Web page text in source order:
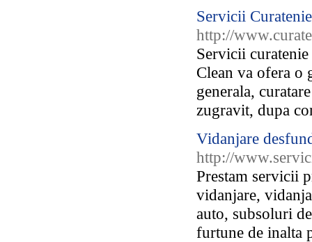
Servicii
http://
Servicii
Clean va ofera o
generala,
zugravit, dupa
Vidanjare
http://
Prestam servicii
vidanjare,
auto, subsoluri
furtune de inalta